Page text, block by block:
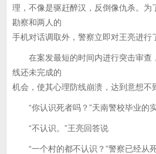
理，不像是驱赶醉汉，反倒像仇杀。为
勘察和两人的
手机对话调取外，警察立即对王亮进行
在案发最短的时间内进行突击审查
线还未完成的
机会，使其心理防线崩溃，达到意想不
“你认识死者吗？”天南警校毕业的
“不认识。”王亮回答说
“一个村的都不认识？”警察已经从